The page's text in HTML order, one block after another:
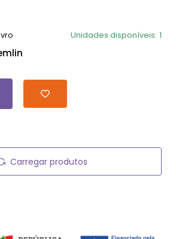
Unidades disponíveis: 1
Carregar produtos